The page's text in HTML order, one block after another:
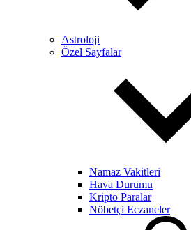
Astroloji
Özel Sayfalar
Namaz Vakitleri
Hava Durumu
Kripto Paralar
Nöbetçi Eczaneler